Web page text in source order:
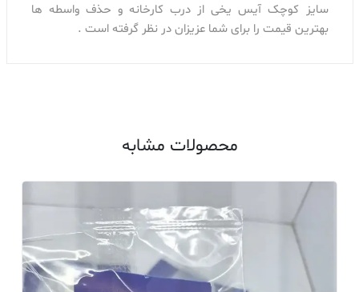
سایز کوچک آیس یخی از درب کارخانه و حذف واسطه ها
بهترین قیمت را برای شما عزیزان در نظر گرفته است .
محصولات مشابه